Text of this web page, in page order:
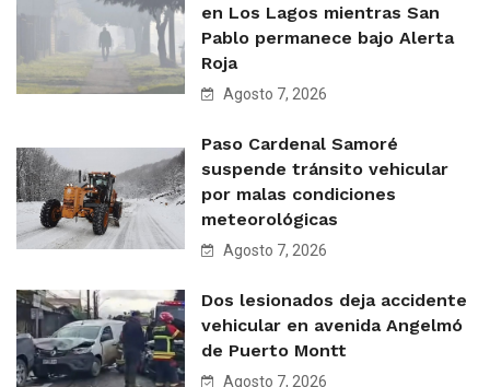
en Los Lagos mientras San
Pablo permanece bajo Alerta
Roja
Agosto 7, 2026
Paso Cardenal Samoré
suspende tránsito vehicular
por malas condiciones
meteorológicas
Agosto 7, 2026
Dos lesionados deja accidente
vehicular en avenida Angelmó
de Puerto Montt
Agosto 7, 2026